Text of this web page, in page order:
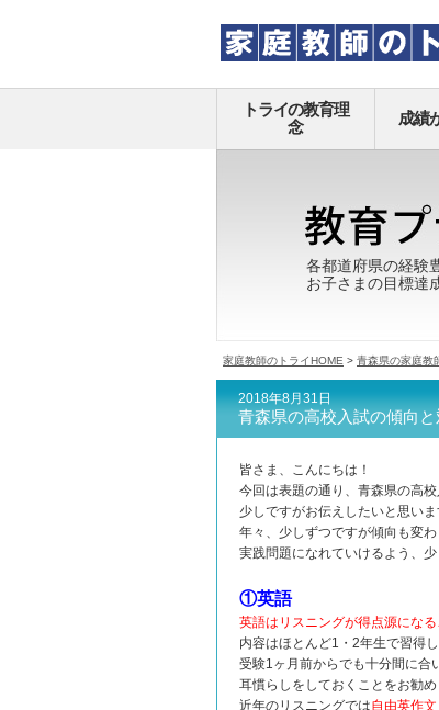
トライの教育理
念
成績
各都道府県の経験
お子さまの目標達
家庭教師のトライHOME > 青森県の家庭教
2018年8月31日
青森県の高校入試の傾向と
皆さま、こんにちは！
今回は表題の通り、青森県の高校
少しですがお伝えしたいと思いま
年々、少しずつですが傾向も変わ
実践問題になれていけるよう、
①英語
英語はリスニングが得点源にな
内容はほとんど1・2年生で習得
受験1ヶ月前からでも十分間に合
耳慣らしをしておくことをお勧
近年のリスニングでは自由英作文